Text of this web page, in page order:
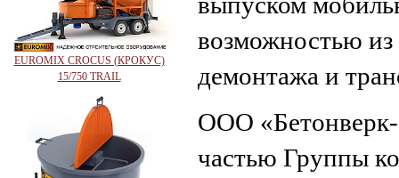
EUROMIX CROCUS (КРОКУС)
15/750 TRAIL
возможностью
демонтажа и
ООО «Бетонверк-
частью Группы